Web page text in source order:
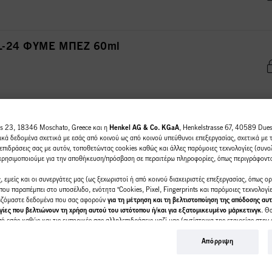
L-24 ΦΥΜΕ ΜΠΕΖ 60ml
L-77 ΕΝΤΟΝΟ ΧΑΛΚΙΝΟ 60ml
L-00 ΕΝΤΟΝΟ ΦΥΣΙΚΟ 60ml
διαδικτυακό κατάστημα
23, 18346 Moschato, Greece και η Henkel AG & Co. KGaA, Henkelstrasse 67, 40589
δεδομένα σχετικά με εσάς από κοινού ως από κοινού υπεύθυνοι επεξεργασίας, σχετικά
σας με αυτόν, τοποθετώντας cookies καθώς και άλλες παρόμοιες τεχνολογίες
για την αποθήκευση/πρόσβαση σε περαιτέρω πληροφορίες, όπως
και οι συνεργάτες μας (ως ξεχωριστοί ή από κοινού διαχειριστές επεξεργασίας, όπως
παραπέμπει στο υποσέλιδο, ενότητα "Cookies, Pixel, Fingerprints και παρόμοιες
δεδομένα που σας αφορούν για τη μέτρηση και τη βελτιστοποίηση της απόδοσης
που βελτιώνουν τη χρήση αυτού του ιστότοπου ή/και για εξατομικευμένο μάρκετινγκ.
εσάς καθώς και τις εμπορικές σας αλληλεπιδράσεις μαζί μας (αντίστοιχα της εταιρείας στην
και θα δημιουργούμε ατομικά προφίλ για εσάς, τα οποία ενδέχεται να εμπλουτιστούν με
Απόρριψη